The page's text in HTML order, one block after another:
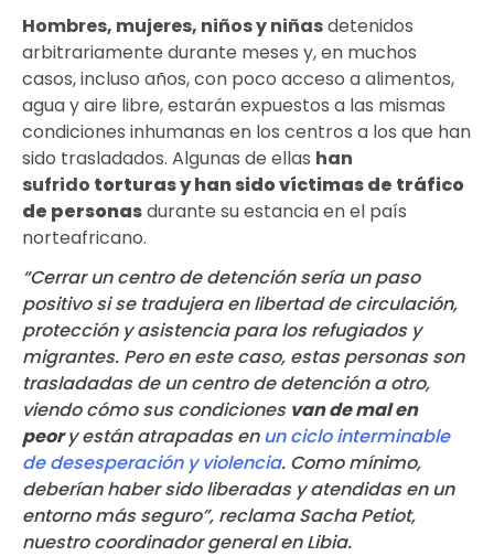
Hombres, mujeres, niños y niñasdetenidos
arbitrariamente durante meses y, en muchos
casos, incluso años, con poco acceso a alimentos,
agua y aire libre, estarán expuestos a las mismas
condiciones inhumanas en los centros a los que han
sido trasladados. Algunas de ellas han
sufrido torturas y han sido víctimas de tráfico
de personasdurante su estancia en el país
norteafricano.
“Cerrar un centro de detención sería un paso
positivo si se tradujera en libertad de circulación,
protección y asistencia para los refugiados y
migrantes. Pero en este caso, estas personas son
trasladadas de un centro de detención a otro,
viendo cómo sus condiciones van de mal en
peory están atrapadas en un ciclo interminable
de desesperación y violencia. Como mínimo,
deberían haber sido liberadas y atendidas en un
entorno más seguro”, reclama Sacha Petiot,
nuestro coordinador general en Libia.